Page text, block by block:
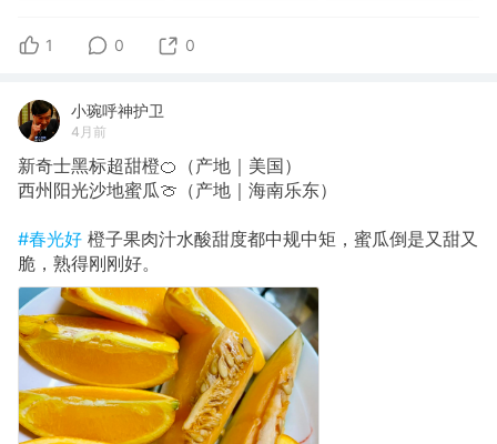
1 0 0
小琬呼神护卫
4月前
新奇士黑标超甜橙🍊（产地｜美国）
西州阳光沙地蜜瓜🍈（产地｜海南乐东）
#春光好 橙子果肉汁水酸甜度都中规中矩，蜜瓜倒是又甜又
脆，熟得刚刚好。